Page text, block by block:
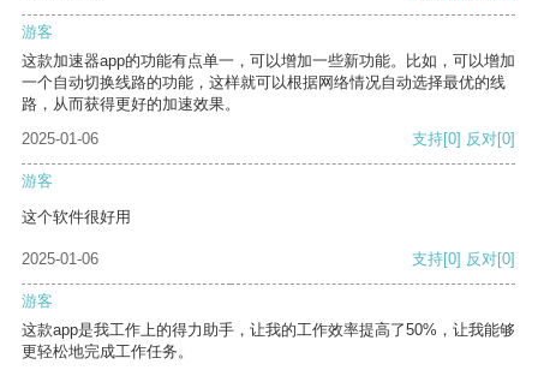
游客
这款加速器app的功能有点单一，可以增加一些新功能。比如，可以增加
一个自动切换线路的功能，这样就可以根据网络情况自动选择最优的线
路，从而获得更好的加速效果。
2025-01-06
支持[0] 反对[0]
游客
这个软件很好用
2025-01-06 支持[0] 反对[0]
游客
这款app是我工作上的得力助手，让我的工作效率提高了50%，让我能够
更轻松地完成工作任务。